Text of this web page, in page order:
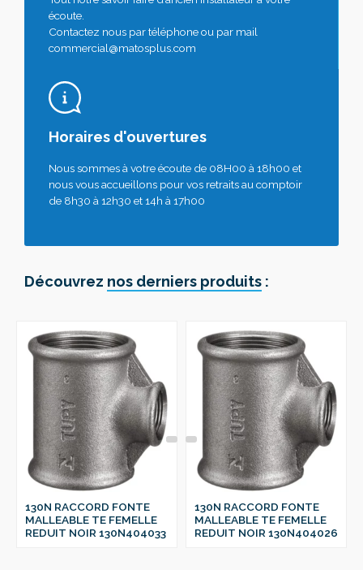
écoute.
Contactez nous par téléphone ou par mail
commercial@matosplus.com
Horaires d'ouvertures
Nous sommes à votre écoute de 08H00 à 18h00 et
nous vous accueillons pour vos retraits au comptoir
de 8h30 à 12h30 et 14h à 17h00
Découvrez nos derniers produits :
130N RACCORD FONTE
MALLEABLE TE FEMELLE
REDUIT NOIR 130N404033
130N RACCORD FONTE
MALLEABLE TE FEMELLE
REDUIT NOIR 130N404026